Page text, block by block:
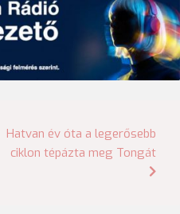
Hatvan év óta a legerősebb
ciklon tépázta meg Tongát